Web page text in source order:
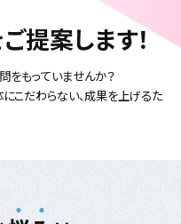
提案します！
をもっていませんか？
こだわらない、成果を上げるた